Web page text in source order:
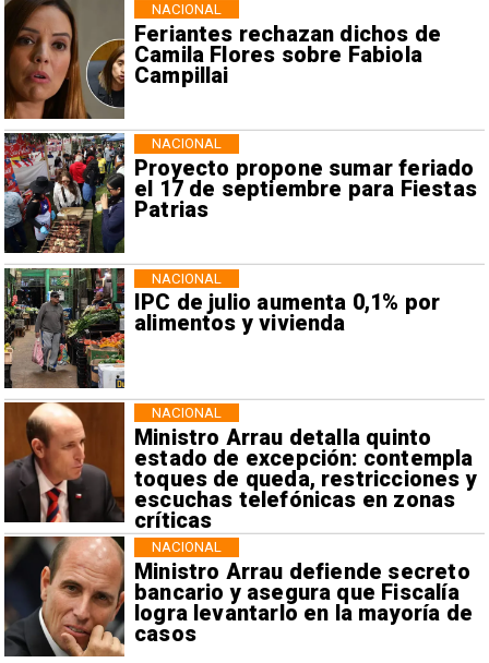
Feriantes rechazan dichos de
Camila Flores sobre Fabiola
Campillai
NACIONAL
Proyecto propone sumar feriado
el 17 de septiembre para Fiestas
Patrias
NACIONAL
IPC de julio aumenta 0,1% por
alimentos y vivienda
NACIONAL
Ministro Arrau detalla quinto
estado de excepción: contempla
toques de queda, restricciones y
escuchas telefónicas en zonas
críticas
NACIONAL
Ministro Arrau defiende secreto
bancario y asegura que Fiscalía
logra levantarlo en la mayoría de
casos
NACIONAL